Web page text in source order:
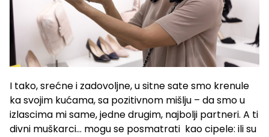
I tako, srećne i zadovoljne, u sitne sate smo krenule
ka svojim kućama, sa pozitivnom mišlju – da smo u
izlascima mi same, jedne drugim, najbolji partneri. A ti
divni muškarci… mogu se posmatrati kao cipele: ili su